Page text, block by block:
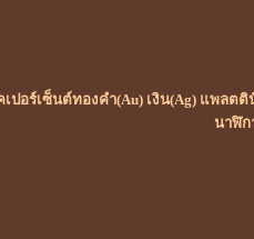
เปอร์เซ็นต์ทองคำ(Au) เงิน(Ag) แพลต
นาฬิก